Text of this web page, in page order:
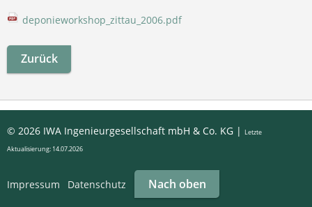
deponieworkshop_zittau_2006.pdf
Zurück
© 2026 IWA Ingenieurgesellschaft mbH & Co. KG |Letzte
Aktualisierung: 14.07.2026
Impressum Datenschutz Nach oben